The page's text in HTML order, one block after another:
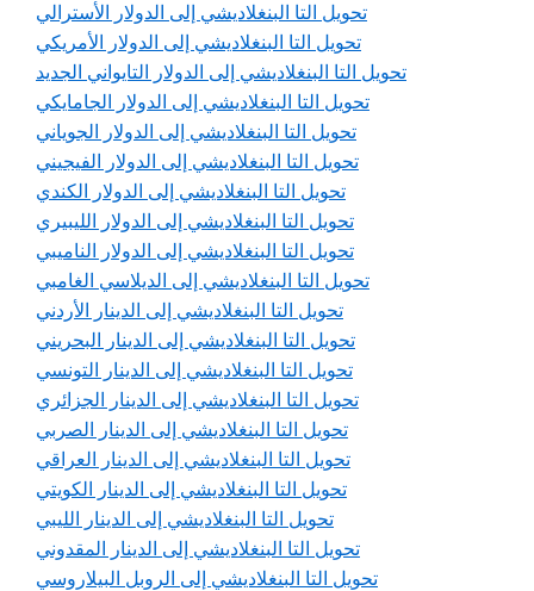
تحويل التا البنغلاديشي إلى الدولار الأسترالي
تحويل التا البنغلاديشي إلى الدولار الأمريكي
تحويل التا البنغلاديشي إلى الدولار التايواني الجديد
تحويل التا البنغلاديشي إلى الدولار الجامايكي
تحويل التا البنغلاديشي إلى الدولار الجوياني
تحويل التا البنغلاديشي إلى الدولار الفيجيني
تحويل التا البنغلاديشي إلى الدولار الكندي
تحويل التا البنغلاديشي إلى الدولار الليبيري
تحويل التا البنغلاديشي إلى الدولار الناميبي
تحويل التا البنغلاديشي إلى الديلاسي الغامبي
تحويل التا البنغلاديشي إلى الدينار الأردني
تحويل التا البنغلاديشي إلى الدينار البحريني
تحويل التا البنغلاديشي إلى الدينار التونسي
تحويل التا البنغلاديشي إلى الدينار الجزائري
تحويل التا البنغلاديشي إلى الدينار الصربي
تحويل التا البنغلاديشي إلى الدينار العراقي
تحويل التا البنغلاديشي إلى الدينار الكويتي
تحويل التا البنغلاديشي إلى الدينار الليبي
تحويل التا البنغلاديشي إلى الدينار المقدوني
تحويل التا البنغلاديشي إلى الروبل البيلاروسي